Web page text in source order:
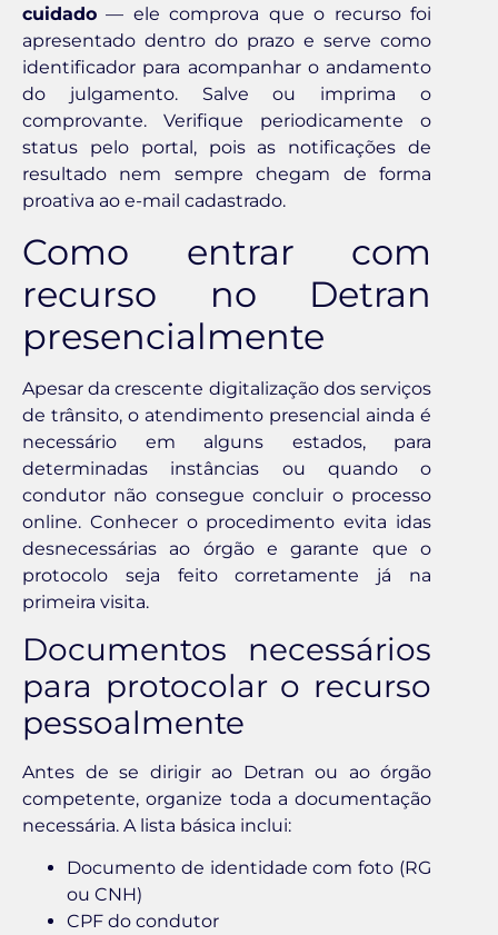
cuidado — ele comprova que o recurso foi
apresentado dentro do prazo e serve como
identificador para acompanhar o andamento
do julgamento. Salve ou imprima o
comprovante. Verifique periodicamente o
status pelo portal, pois as notificações de
resultado nem sempre chegam de forma
proativa ao e-mail cadastrado.
Como entrar com
recurso no Detran
presencialmente
Apesar da crescente digitalização dos serviços
de trânsito, o atendimento presencial ainda é
necessário em alguns estados, para
determinadas instâncias ou quando o
condutor não consegue concluir o processo
online. Conhecer o procedimento evita idas
desnecessárias ao órgão e garante que o
protocolo seja feito corretamente já na
primeira visita.
Documentos necessários
para protocolar o recurso
pessoalmente
Antes de se dirigir ao Detran ou ao órgão
competente, organize toda a documentação
necessária. A lista básica inclui:
Documento de identidade com foto (RG
ou CNH)
CPF do condutor